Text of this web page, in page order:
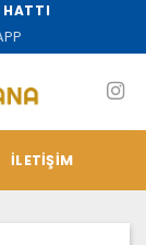
HATTI
İLETIŞIM